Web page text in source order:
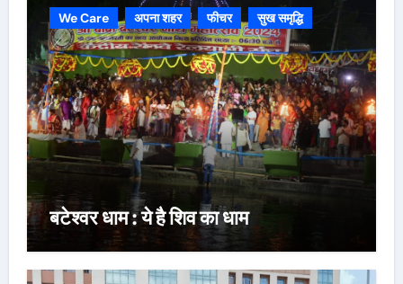
We Care अपना शहर फीचर सुख समृद्धि
बटेश्वर धाम : ये है शिव का धाम